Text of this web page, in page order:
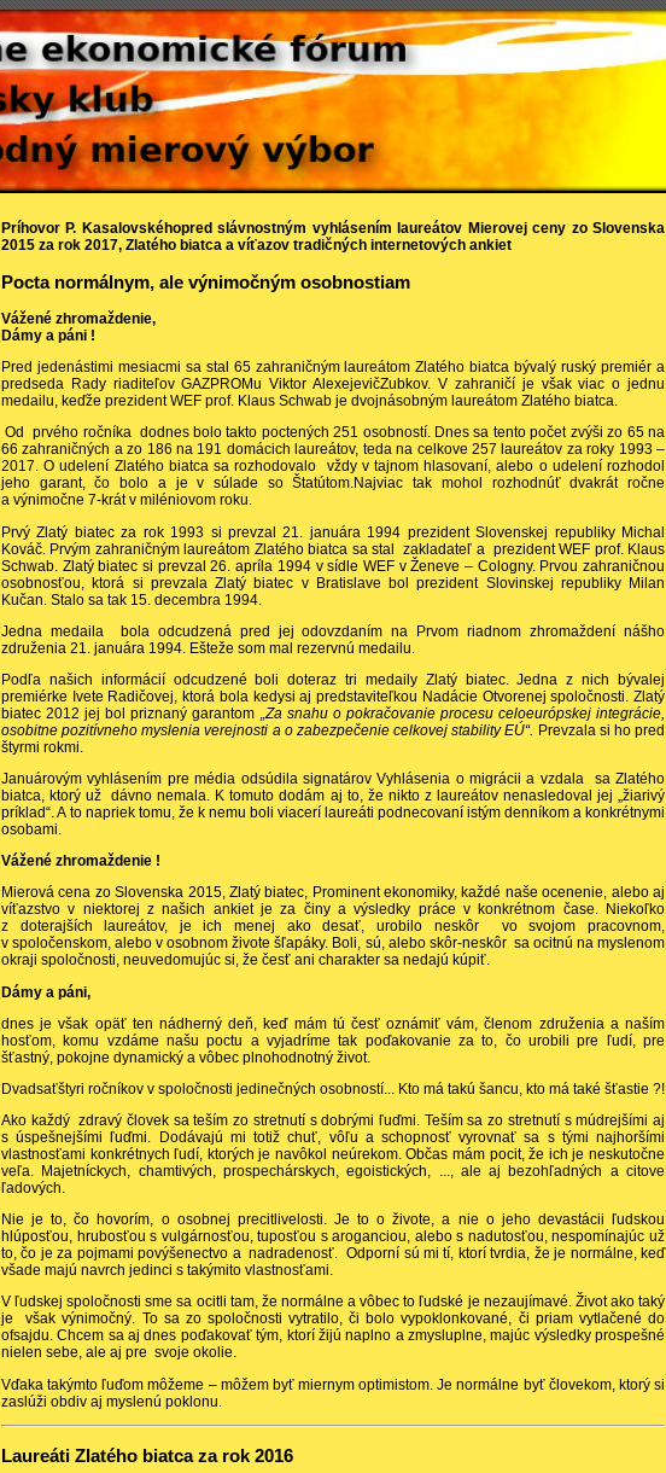
Príhovor P. Kasalovskéhopred slávnostným vyhlásením laureátov Mierovej ceny zo Slovenska
2015 za rok 2017, Zlatého biatca a víťazov tradičných internetových ankiet
Pocta normálnym, ale výnimočným osobnostiam
Vážené zhromaždenie,
Dámy a páni !
Pred jedenástimi mesiacmi sa stal 65 zahraničným laureátom Zlatého biatca bývalý ruský premiér a
predseda Rady riaditeľov GAZPROMu Viktor AlexejevičZubkov. V zahraničí je však viac o jednu
medailu, keďže prezident WEF prof. Klaus Schwab je dvojnásobným laureátom Zlatého biatca.
Od prvého ročníka dodnes bolo takto poctených 251 osobností. Dnes sa tento počet zvýši zo 65 na
66 zahraničných a zo 186 na 191 domácich laureátov, teda na celkove 257 laureátov za roky 1993 –
2017. O udelení Zlatého biatca sa rozhodovalo vždy v tajnom hlasovaní, alebo o udelení rozhodol
jeho garant, čo bolo a je v súlade so Štatútom.Najviac tak mohol rozhodnúť dvakrát ročne
a výnimočne 7-krát v miléniovom roku.
Prvý Zlatý biatec za rok 1993 si prevzal 21. januára 1994 prezident Slovenskej republiky Michal
Kováč. Prvým zahraničným laureátom Zlatého biatca sa stal zakladateľ a prezident WEF prof. Klaus
Schwab. Zlatý biatec si prevzal 26. apríla 1994 v sídle WEF v Ženeve – Cologny. Prvou zahraničnou
osobnosťou, ktorá si prevzala Zlatý biatec v Bratislave bol prezident Slovinskej republiky Milan
Kučan. Stalo sa tak 15. decembra 1994.
Jedna medaila bola odcudzená pred jej odovzdaním na Prvom riadnom zhromaždení nášho
združenia 21. januára 1994. Ešteže som mal rezervnú medailu.
Podľa našich informácií odcudzené boli doteraz tri medaily Zlatý biatec. Jedna z nich bývalej
premiérke Ivete Radičovej, ktorá bola kedysi aj predstaviteľkou Nadácie Otvorenej spoločnosti. Zlatý
biatec 2012 jej bol priznaný garantom „Za snahu o pokračovanie procesu celoeurópskej integrácie,
osobitne pozitívneho myslenia verejnosti a o zabezpečenie celkovej stability EÚ“. Prevzala si ho pred
štyrmi rokmi.
Januárovým vyhlásením pre média odsúdila signatárov Vyhlásenia o migrácii a vzdala sa Zlatého
biatca, ktorý už dávno nemala. K tomuto dodám aj to, že nikto z laureátov nenasledoval jej „žiarivý
príklad“. A to napriek tomu, že k nemu boli viacerí laureáti podnecovaní istým denníkom a konkrétnymi
osobami.
Vážené zhromaždenie !
Mierová cena zo Slovenska 2015, Zlatý biatec, Prominent ekonomiky, každé naše ocenenie, alebo aj
víťazstvo v niektorej z našich ankiet je za činy a výsledky práce v konkrétnom čase. Niekoľko
z doterajších laureátov, je ich menej ako desať, urobilo neskôr vo svojom pracovnom,
v spoločenskom, alebo v osobnom živote šľapáky. Boli, sú, alebo skôr-neskôr sa ocitnú na myslenom
okraji spoločnosti, neuvedomujúc si, že česť ani charakter sa nedajú kúpiť.
Dámy a páni,
dnes je však opäť ten nádherný deň, keď mám tú česť oznámiť vám, členom združenia a naším
hosťom, komu vzdáme našu poctu a vyjadríme tak poďakovanie za to, čo urobili pre ľudí, pre
šťastný, pokojne dynamický a vôbec plnohodnotný život.
Dvadsaťštyri ročníkov v spoločnosti jedinečných osobností... Kto má takú šancu, kto má také šťastie ?!
Ako každý zdravý človek sa teším zo stretnutí s dobrými ľuďmi. Teším sa zo stretnutí s múdrejšími aj
s úspešnejšími ľuďmi. Dodávajú mi totiž chuť, vôľu a schopnosť vyrovnať sa s tými najhoršími
vlastnosťami konkrétnych ľudí, ktorých je navôkol neúrekom. Občas mám pocit, že ich je neskutočne
veľa. Majetníckych, chamtivých, prospechárskych, egoistických, ..., ale aj bezohľadných a citove
ľadových.
Nie je to, čo hovorím, o osobnej precitlivelosti. Je to o živote, a nie o jeho devastácii ľudskou
hlúposťou, hrubosťou s vulgárnosťou, tuposťou s aroganciou, alebo s nadutosťou, nespomínajúc už
to, čo je za pojmami povýšenectvo a nadradenosť. Odporní sú mi tí, ktorí tvrdia, že je normálne, keď
všade majú navrch jedinci s takýmito vlastnosťami.
V ľudskej spoločnosti sme sa ocitli tam, že normálne a vôbec to ľudské je nezaujímavé. Život ako taký
je však výnimočný. To sa zo spoločnosti vytratilo, či bolo vypoklonkované, či priam vytlačené do
ofsajdu. Chcem sa aj dnes poďakovať tým, ktorí žijú naplno a zmysluplne, majúc výsledky prospešné
nielen sebe, ale aj pre svoje okolie.
Vďaka takýmto ľuďom môžeme – môžem byť miernym optimistom. Je normálne byť človekom, ktorý si
zaslúži obdiv aj myslenú poklonu.
Laureáti Zlatého biatca za rok 2016